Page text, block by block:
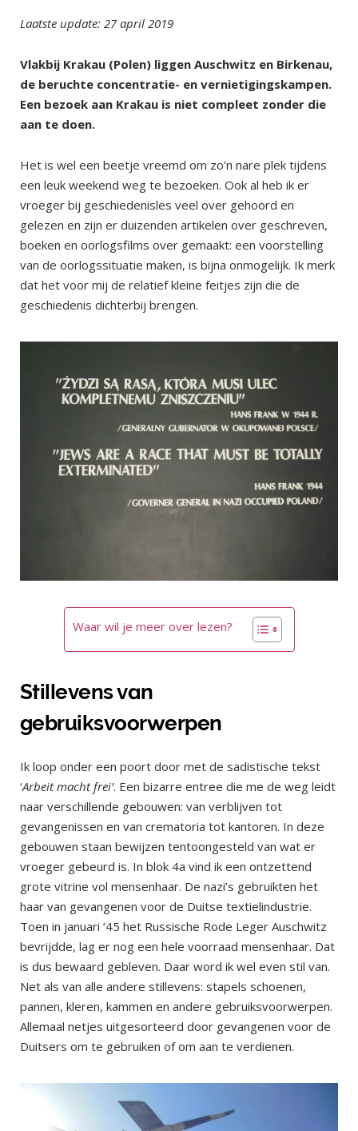
Laatste update: 27 april 2019
Vlakbij Krakau (Polen) liggen Auschwitz en Birkenau,
de beruchte concentratie- en vernietigingskampen.
Een bezoek aan Krakau is niet compleet zonder die
aan te doen.
Het is wel een beetje vreemd om zo’n nare plek tijdens
een leuk weekend weg te bezoeken. Ook al heb ik er
vroeger bij geschiedenisles veel over gehoord en
gelezen en zijn er duizenden artikelen over geschreven,
boeken en oorlogsfilms over gemaakt: een voorstelling
van de oorlogssituatie maken, is bijna onmogelijk. Ik merk
dat het voor mij de relatief kleine feitjes zijn die de
geschiedenis dichterbij brengen.
Waar wil je meer over lezen?
Stillevens van
gebruiksvoorwerpen
Ik loop onder een poort door met de sadistische tekst
‘Arbeit macht frei’. Een bizarre entree die me de weg leidt
naar verschillende gebouwen: van verblijven tot
gevangenissen en van crematoria tot kantoren. In deze
gebouwen staan bewijzen tentoongesteld van wat er
vroeger gebeurd is. In blok 4a vind ik een ontzettend
grote vitrine vol mensenhaar. De nazi’s gebruikten het
haar van gevangenen voor de Duitse textielindustrie.
Toen in januari ’45 het Russische Rode Leger Auschwitz
bevrijdde, lag er nog een hele voorraad mensenhaar. Dat
is dus bewaard gebleven. Daar word ik wel even stil van.
Net als van alle andere stillevens: stapels schoenen,
pannen, kleren, kammen en andere gebruiksvoorwerpen.
Allemaal netjes uitgesorteerd door gevangenen voor de
Duitsers om te gebruiken of om aan te verdienen.